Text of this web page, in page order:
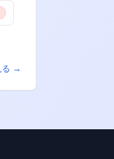
る →